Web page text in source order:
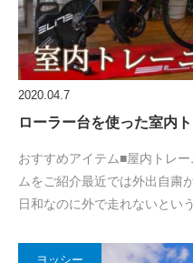
2020.04.7
ローラー台を使った室内
おすすめアイテム■屋内トレ
ムをご紹介最近では外出自粛
日和なのに外で走れないとい
ヨッシー